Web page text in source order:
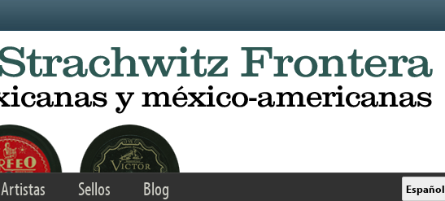
Artistas Sellos Blog Español